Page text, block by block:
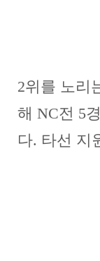
2위를 노리
해 NC전 5
다. 타선 지